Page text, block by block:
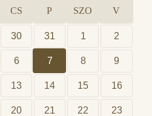
CS P SZO V
30 31 1 2
6 7 8 9
13 14 15 16
20 21 22 23